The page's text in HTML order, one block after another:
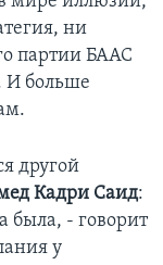
ни
партии БААС
И больше
другой
Кадри Саид:
была, - говорит
у